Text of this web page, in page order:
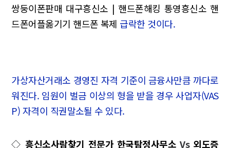
쌍둥이폰판매 대구흥신소 | 핸드폰해킹 통영흥신소 핸
드폰어플옮기기 핸드폰 복제 급락한 것이다.
가상자산거래소 경영진 자격 기준이 금융사만큼 까다로
워진다. 임원이 벌금 이상의 형을 받을 경우 사업자(VAS
P) 자격이 직권말소될 수 있다.
◇ 흥신소사람찾기 전문가 한국탐정사무소 Vs 외도증